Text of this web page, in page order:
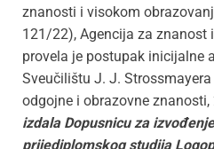
znanosti i visokom
121/22), Agencija za znanost
provela je postupak inicijalne
Sveučilištu J. J.
odgojne i obrazovne
izdala Dopusnicuza
prijediplomskog studija